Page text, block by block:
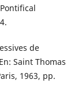
de
Saint Thomas
1963, pp.